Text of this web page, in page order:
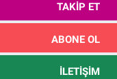
TAKIP ET
ABONE OL
İLETIŞIM